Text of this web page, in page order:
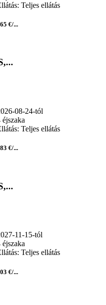
Teljes ellátás
€/...
08-24-tól
éjszaka
Teljes ellátás
€/...
11-15-tól
éjszaka
Teljes ellátás
€/...